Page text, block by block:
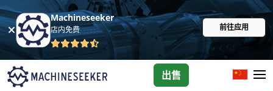
Machineseeker
店内免费 前往应用
出售